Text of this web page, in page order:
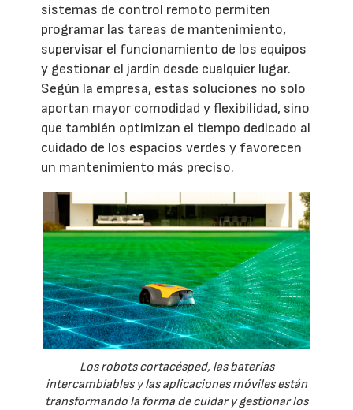
sistemas de control remoto permiten
programar las tareas de mantenimiento,
supervisar el funcionamiento de los equipos
y gestionar el jardín desde cualquier lugar.
Según la empresa, estas soluciones no solo
aportan mayor comodidad y flexibilidad, sino
que también optimizan el tiempo dedicado al
cuidado de los espacios verdes y favorecen
un mantenimiento más preciso.
Los robots cortacésped, las baterías
intercambiables y las aplicaciones móviles están
transformando la forma de cuidar y gestionar los